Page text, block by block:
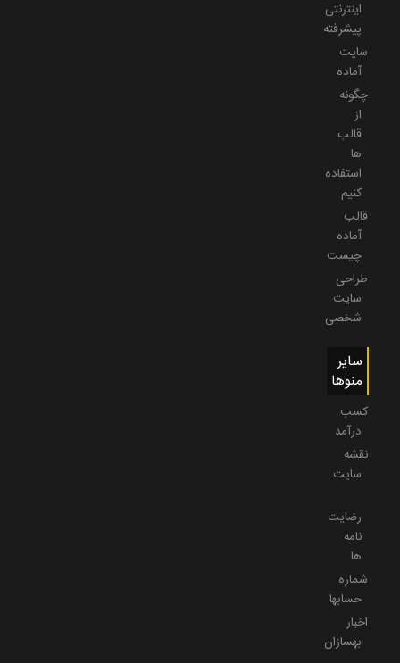
اینترنتی
پیشرفته
سایت
آماده
چگونه
از
قالب
ها
استفاده
کنیم
قالب
آماده
چیست
طراحی
سایت
شخصی
سایر
منوها
کسب
درآمد
نقشه
سایت
رضایت
نامه
ها
شماره
حسابها
اخبار
بهسازان